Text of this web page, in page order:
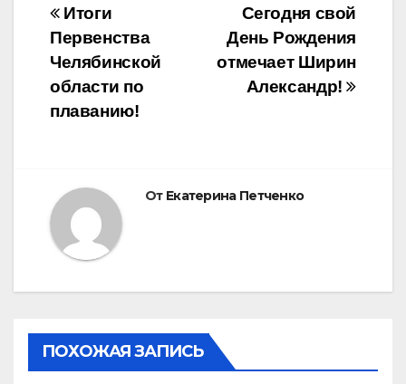
Навигация
по
записям
Сегодня свой
День Рождения
отмечает Ширин
Александр!
Итоги
Первенства
Челябинской
области по
плаванию!
От Екатерина Петченко
ПОХОЖАЯ ЗАПИСЬ